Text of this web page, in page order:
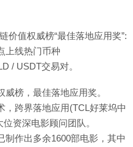
价值权威榜“最佳落地应用奖”:
上线热门币种
/ USDT交易对。
榜，最佳落地应用奖。
，跨界落地应用(TCL好莱坞中
资深电影顾问团队。
制作出多余1600部电影，其中